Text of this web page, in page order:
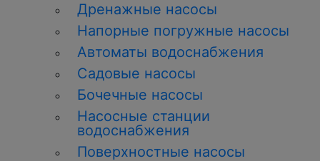
Дренажные насосы
Напорные погружные насосы
Автоматы водоснабжения
Садовые насосы
Бочечные насосы
Насосные станции
водоснабжения
Поверхностные насосы